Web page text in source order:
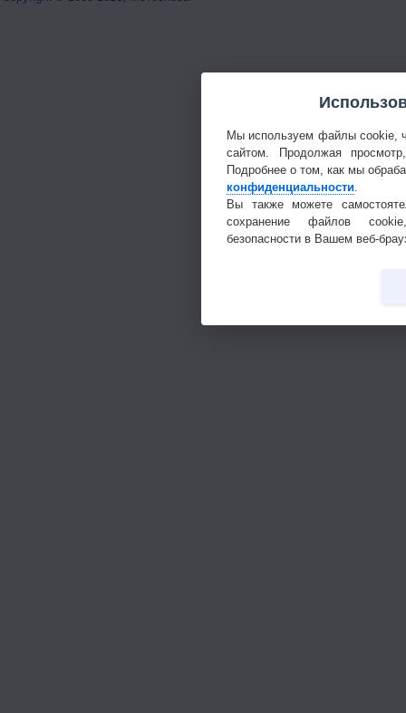
Мы используем файлы cookie,
сайтом. Продолжая
Подробнее о том, как мы
конфиденциальности
Вы также можете
сохранение файлов
безопасности в Вашем веб-